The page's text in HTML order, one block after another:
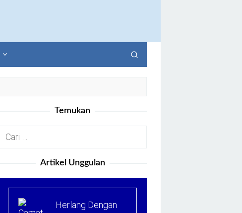
Temukan
Cari
Artikel Unggulan
Herlang Dengan